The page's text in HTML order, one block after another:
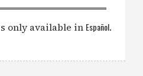
only available in Español.